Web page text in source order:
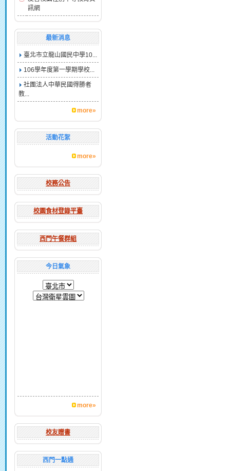
訊網
最新消息
臺北市立龍山國民中學10...
106學年度第一學期學校...
社團法人中華民國得勝者
教...
more»
活動花絮
more»
校務公告
校園食材登錄平臺
西門午餐群組
今日氣象
more»
校友贈書
西門一點通